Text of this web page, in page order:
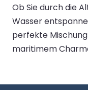
Ob Sie durch die
Wasser
perfekte
maritimem